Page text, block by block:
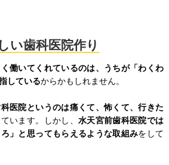
い歯科医院作り
働いてくれているのは、うちが「わくわ
しているからかもしれません。
科医院というのは痛くて、怖くて、行きた
います。しかし、 水天宮前歯科医院では
ろ」と思ってもらえるような取組みをして